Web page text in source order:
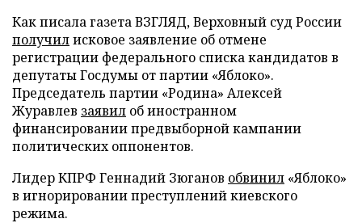
Как писала газета ВЗГЛЯД, Верховный суд России
получилисковое заявление об отмене
регистрации федерального списка кандидатов в
депутаты Госдумы от партии «Яблоко».
Председатель партии «Родина» Алексей
Журавлев заявил об иностранном
финансировании предвыборной кампании
политических оппонентов.
Лидер КПРФ Геннадий Зюганов обвинил «Яблоко»
в игнорировании преступлений киевского
режима.